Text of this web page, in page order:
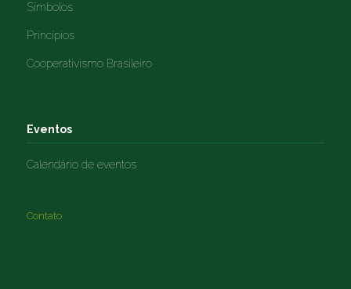
Símbolos
Princípios
Cooperativismo Brasileiro
Eventos
Calendário de eventos
Contato